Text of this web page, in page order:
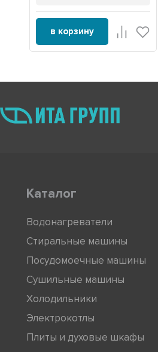
в корзину
Каталог
Водонагреватели
Стиральные машины
Посудомоечные машины
Сушильные машины
Холодильники
Электрокотлы
Плиты и духовые шкафы